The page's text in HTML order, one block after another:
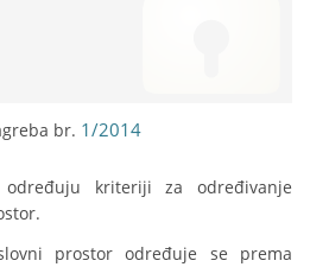
br. 1/2014
kriteriji za određivanje
prostor određuje se prema